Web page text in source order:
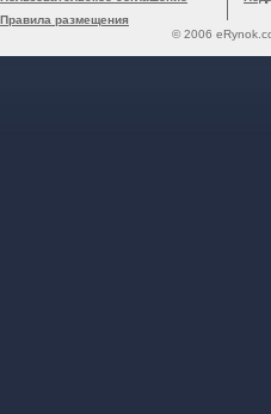
Правила размещения
© 2006